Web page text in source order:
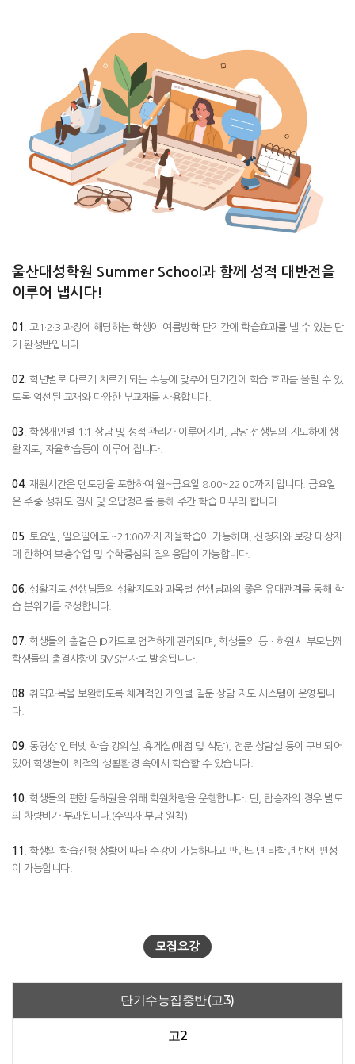
울산대성학원 Summer School과 함께 성적 대반전을
이루어 냅시다!
01
. 고1·2·3 과정에 해당하는 학생이 여름방학 단기간에 학습효과를 낼 수 있는 단
기 완성반입니다.
02 . 학년별로 다르게 치르게 되는 수능에 맞추어 단기간에 학습 효과를 올릴 수 있
도록 엄선된 교재와 다양한 부교재를 사용합니다.
03 . 학생개인별 1:1 상담 및 성적 관리가 이루어지며, 담당 선생님의 지도하에 생
활지도, 자율학습등이 이루어 집니다.
04. 재원시간은 멘토링을 포함하여 월~금요일 8:00~22:00까지 입니다. 금요일
은 주중 성취도 검사 및 오답정리를 통해 주간 학습 마무리 합니다.
05 . 토요일, 일요일에도 ~21:00까지 자율학습이 가능하며, 신청자와 보강 대상자
에 한하여 보충수업 및 수학중심의 질의응답이 가능합니다.
06 . 생활지도 선생님들의 생활지도와 과목별 선생님과의 좋은 유대관계를 통해 학
습 분위기를 조성합니다.
07 . 학생들의 출결은 ID카드로 엄격하게 관리되며, 학생들의 등ㆍ하원시 부모님께
학생들의 출결사항이 SMS문자로 발송됩니다.
08 . 취약과목을 보완하도록 체계적인 개인별 질문 상담 지도 시스템이 운영됩니
다.
09 . 동영상 인터넷 학습 강의실, 휴게실(매점 및 식당), 전문 상담실 등이 구비되어
있어 학생들이 최적의 생활환경 속에서 학습할 수 있습니다.
10. 학생들의 편한 등하원을 위해 학원차량을 운행합니다. 단, 탑승자의 경우 별도
의 차량비가 부과됩니다.(수익자 부담 원칙)
11
. 학생의 학습진행 상황에 따라 수강이 가능하다고 판단되면 타학년 반에 편성
이 가능합니다.
모집요강
단기수능집중반(고3)
고2